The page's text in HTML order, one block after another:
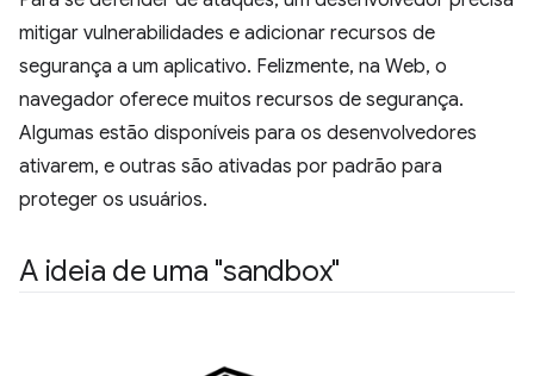
mitigar vulnerabilidades e adicionar recursos de
segurança a um aplicativo. Felizmente, na Web, o
navegador oferece muitos recursos de segurança.
Algumas estão disponíveis para os desenvolvedores
ativarem, e outras são ativadas por padrão para
proteger os usuários.
A ideia de uma "sandbox"